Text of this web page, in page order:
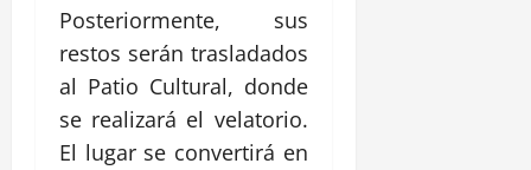
Posteriormente, sus
restos serán trasladados
al Patio Cultural, donde
se realizará el velatorio.
El lugar se convertirá en